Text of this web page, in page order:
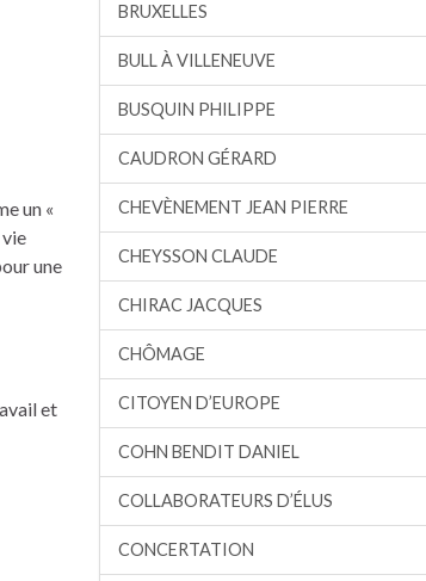
un «
une
et
BRUXELLES
BULL À VILLENEUVE
BUSQUIN PHILIPPE
CAUDRON GÉRARD
CHEVÈNEMENT JEAN PIERRE
CHEYSSON CLAUDE
CHIRAC JACQUES
CHÔMAGE
CITOYEN D’EUROPE
COHN BENDIT DANIEL
COLLABORATEURS D’ÉLUS
CONCERTATION